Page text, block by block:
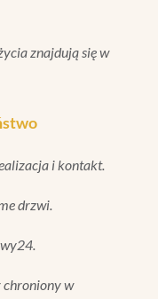
znajdują się w
i kontakt.
drzwi.
w